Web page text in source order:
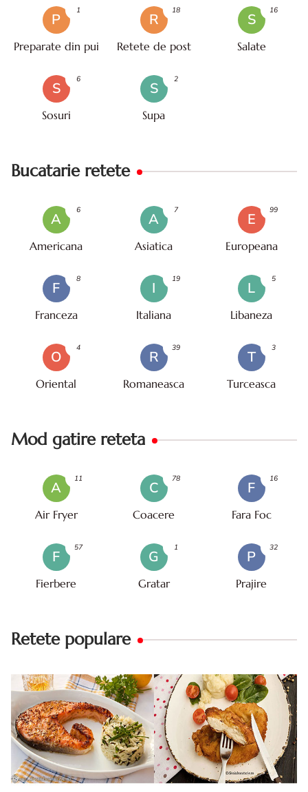
P
Preparate din pui
1
R
Retete de post
18
S
Salate
16
S
Sosuri
6
S
Supa
2
Bucatarie retete
A
Americana
6
A
Asiatica
7
E
Europeana
99
F
Franceza
8
I
Italiana
19
L
Libaneza
5
O
Oriental
4
R
Romaneasca
39
T
Turceasca
3
Mod gatire reteta
A
Air Fryer
11
C
Coacere
78
F
Fara Foc
16
F
Fierbere
57
G
Gratar
1
P
Prajire
32
Retete populare